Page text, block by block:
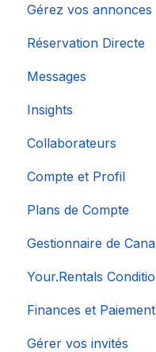
Gérez vos annonces
Réservation Directe
Messages
Insights
Collaborateurs
Compte et Profil
Plans de Compte
Gestionnaire de
Your.Rentals
Finances et
Gérer vos invités